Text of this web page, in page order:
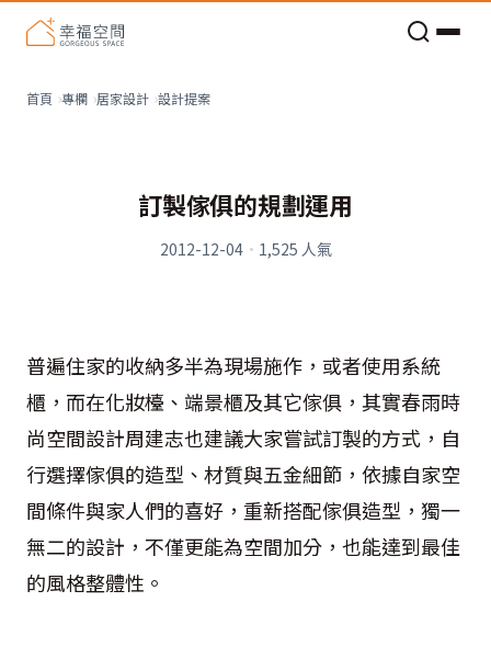
首頁 專欄 居家設計 設計提案
訂製傢俱的規劃運用
2012-12-04· 1,525 人氣
普遍住家的收納多半為現場施作，或者使用系統
櫃，而在化妝檯、端景櫃及其它傢俱，其實春雨時
尚空間設計周建志也建議大家嘗試訂製的方式，自
行選擇傢俱的造型、材質與五金細節，依據自家空
間條件與家人們的喜好，重新搭配傢俱造型，獨一
無二的設計，不僅更能為空間加分，也能達到最佳
的風格整體性。